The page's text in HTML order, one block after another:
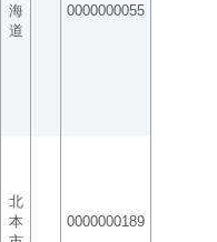
海
道
0000000055
北
本
0000000189